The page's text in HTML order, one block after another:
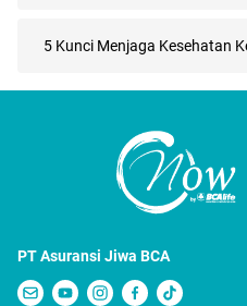
5 Kunci Menjaga Kesehatan
PT Asuransi Jiwa BCA